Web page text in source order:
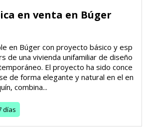
en venta en Búger
en Búger con proyecto básico y esp
de una vivienda unifamiliar de diseño
El proyecto ha sido conce
de forma elegante y natural en el en
combina...
días